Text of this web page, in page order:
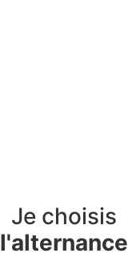
Je choisis
l'alternance